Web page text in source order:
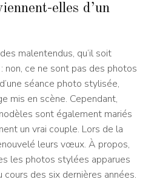
elles d’un
malentendus, qu’il soit
non, ce ne sont pas des photos
séance photo stylisée,
mis en scène. Cependant,
sont également mariés
un vrai couple. Lors de la
leurs vœux. À propos,
les photos stylées apparues
des six dernières années.